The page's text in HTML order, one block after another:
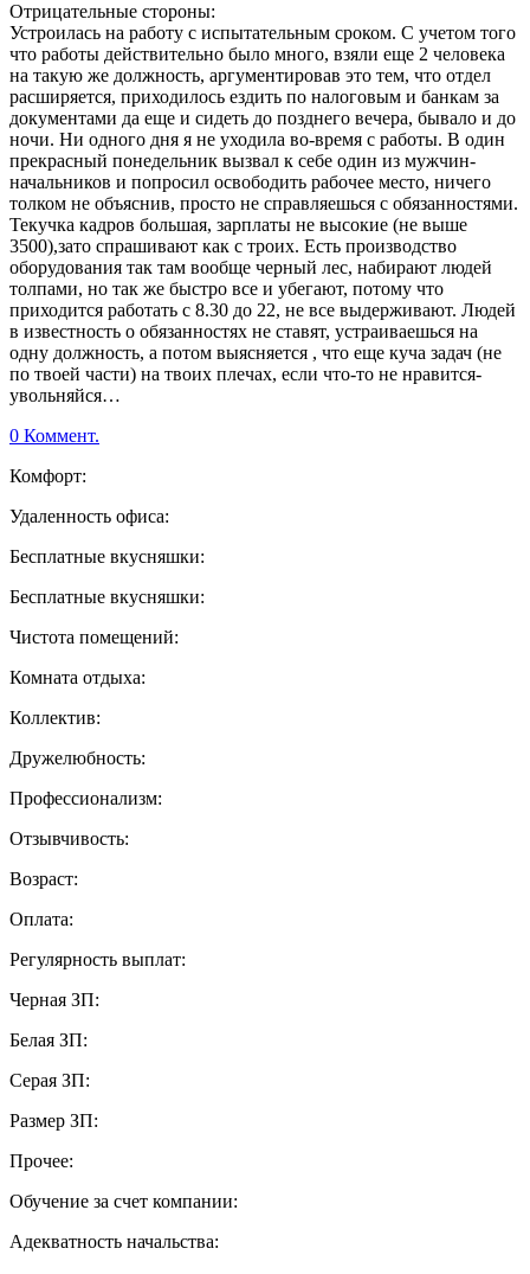
Отрицательные стороны:
Устроилась на работу с испытательным сроком. С учетом того
что работы действительно было много, взяли еще 2 человека
на такую же должность, аргументировав это тем, что отдел
расширяется, приходилось ездить по налоговым и банкам за
документами да еще и сидеть до позднего вечера, бывало и до
ночи. Ни одного дня я не уходила во-время с работы. В один
прекрасный понедельник вызвал к себе один из мужчин-
начальников и попросил освободить рабочее место, ничего
толком не объяснив, просто не справляешься с обязанностями.
Текучка кадров большая, зарплаты не высокие (не выше
3500),зато спрашивают как с троих. Есть производство
оборудования так там вообще черный лес, набирают людей
толпами, но так же быстро все и убегают, потому что
приходится работать с 8.30 до 22, не все выдерживают. Людей
в известность о обязанностях не ставят, устраиваешься на
одну должность, а потом выясняется , что еще куча задач (не
по твоей части) на твоих плечах, если что-то не нравится-
увольняйся…
0 Коммент.
Комфорт:
Удаленность офиса:
Бесплатные вкусняшки:
Бесплатные вкусняшки:
Чистота помещений:
Комната отдыха:
Коллектив:
Дружелюбность:
Профессионализм:
Отзывчивость:
Возраст:
Оплата:
Регулярность выплат:
Черная ЗП:
Белая ЗП:
Серая ЗП:
Размер ЗП:
Прочее:
Обучение за счет компании:
Адекватность начальства: